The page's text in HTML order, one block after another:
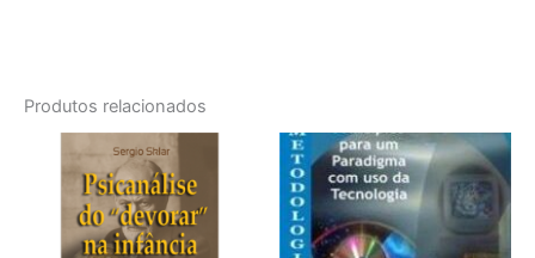
Produtos relacionados